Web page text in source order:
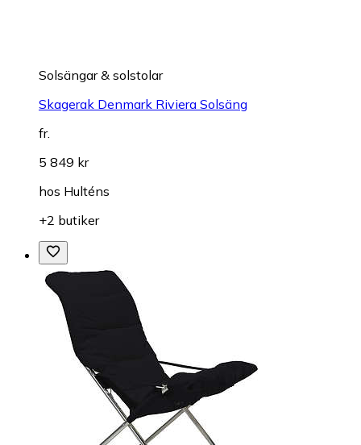
Solsängar & solstolar
Skagerak Denmark Riviera Solsäng
fr.
5 849 kr
hos Hulténs
+2 butiker